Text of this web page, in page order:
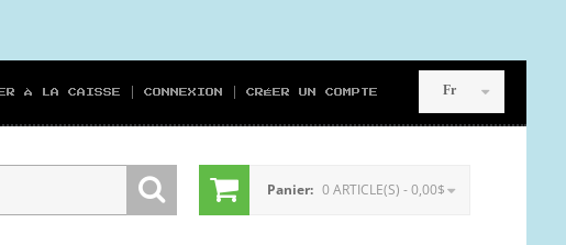
Fr
À LA CAISSE CONNEXION CRÉER UN COMPTE
Panier: 0 ARTICLE(S) - 0,00$